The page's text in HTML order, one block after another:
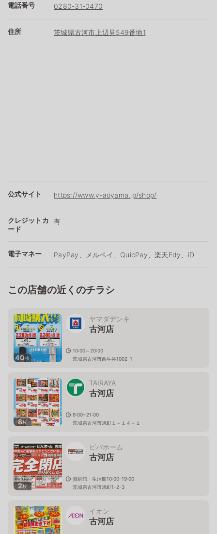
電話番号 0280-31-0470
住所 茨城県古河市上辺見549番地1
公式サイト https://www.y-aoyama.jp/shop/
クレジットカ
ード
有
電子マネー PayPay、メルペイ、QuicPay、楽天Edy、iD
この店舗の近くのチラシ
40枚
ヤマダデンキ
古河店
10:00～20:00
茨城県古河市西牛谷1002-1
8枚
TAIRAYA
古河店
9:00~21:00
茨城県古河市旭町１－１４－１
2枚
ビバホーム
古河店
資材館・生活館10:00-19:00
茨城県古河市旭町1-2-3
イオン
古河店